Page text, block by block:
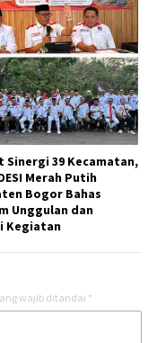
Sinergi 39 Kecamatan,
Merah Putih
Bogor Bahas
Unggulan dan
Kegiatan
wajib ditandai *